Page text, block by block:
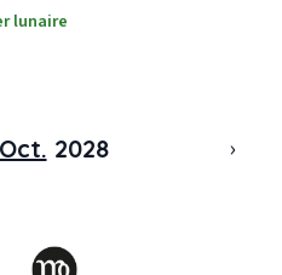
lunaire
Oct. 2028 ›